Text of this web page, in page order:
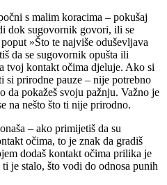
s malim koracima – pokušaj
dok sugovornik govori, ili se
»Što te najviše oduševljava
da se sugovornik opušta ili
tvoj kontakt očima djeluje. Ako si
prirodne pauze – nije potrebno
da pokažeš svoju pažnju. Važno je
na nešto što ti nije prirodno.
– ako primijetiš da su
očima, to je znak da gradiš
dodaš kontakt očima prilika je
je stalo, što vodi do odnosa punih